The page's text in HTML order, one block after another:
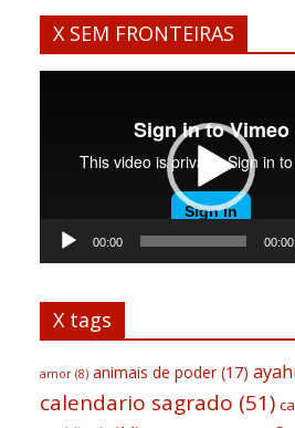
X SEM FRONTEIRAS
00:00 00:00
X tags
amor (8) animais de poder(17)
calendario sagrado (51)